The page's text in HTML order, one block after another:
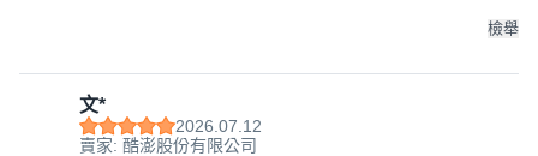
檢舉
文*
2026.07.12
賣家: 酷澎股份有限公司